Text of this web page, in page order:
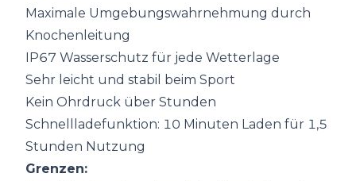
Maximale Umgebungswahrnehmung durch
Knochenleitung
IP67 Wasserschutz für jede Wetterlage
Sehr leicht und stabil beim Sport
Kein Ohrdruck über Stunden
Schnellladefunktion: 10 Minuten Laden für 1,5
Stunden Nutzung
Grenzen: